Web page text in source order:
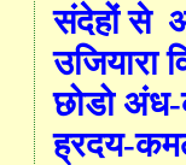
संदेहों से
उजियारा
छोडो
ह्रदय-